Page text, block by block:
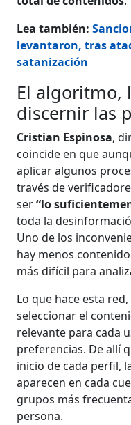
Lea también:
levantaron, tras
satanización
El algoritmo,
discernir las
Cristian Espinosa,
coincide en que
aplicar algunos
través de
ser“lo
toda la
Uno de los
hay menos
más difícil para
Lo que hace esta
seleccionar el
relevante para cada
preferencias. De allí
inicio de cada perfil,
aparecen en cada
grupos más
persona.